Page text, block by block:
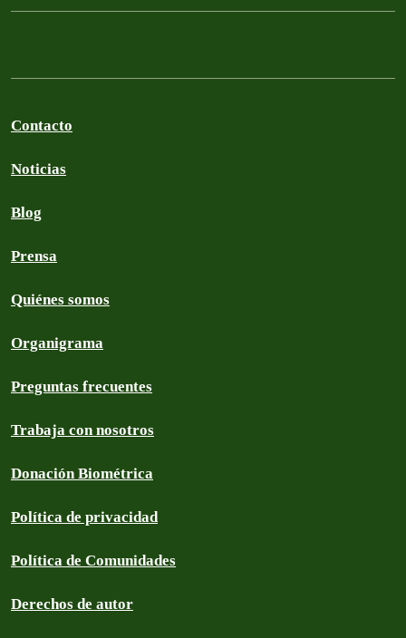
Contacto
Noticias
Blog
Prensa
Quiénes somos
Organigrama
Preguntas frecuentes
Trabaja con nosotros
Donación Biométrica
Política de privacidad
Política de Comunidades
Derechos de autor